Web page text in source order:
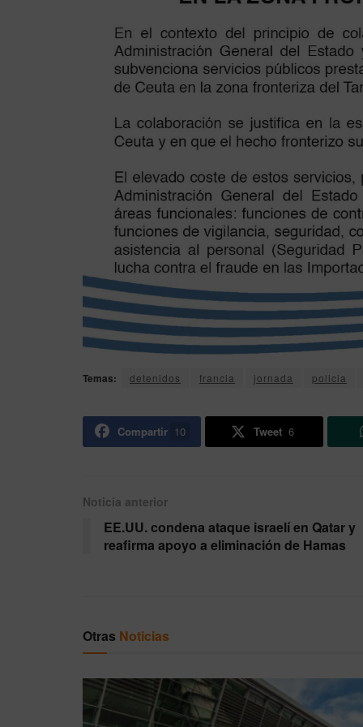
Temas: detenidos francia jornada policia
Compartir 10 Tweet 6
Noticia anterior
EE.UU. condena ataque israelí en Qatar y
reafirma apoyo a eliminación de Hamas
Otras Noticias